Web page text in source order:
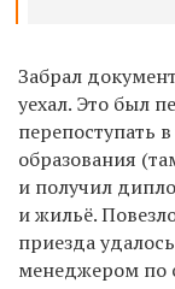
Забрал
уехал. Это был
перепоступать
образования
и получил
и жильё.
приезда
менеджером по